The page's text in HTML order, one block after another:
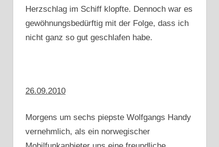
Herzschlag im Schiff klopfte. Dennoch war es
gewöhnungsbedürftig mit der Folge, dass ich
nicht ganz so gut geschlafen habe.
26.09.2010
Morgens um sechs piepste Wolfgangs Handy
vernehmlich, als ein norwegischer